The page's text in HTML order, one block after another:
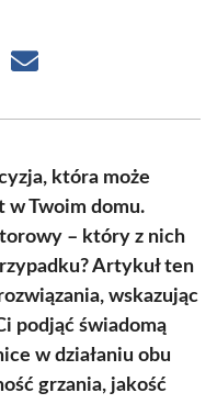
Share
która może
w Twoim domu.
– który z nich
Artykuł ten
wskazując
podjąć świadomą
w działaniu obu
grzania, jakość